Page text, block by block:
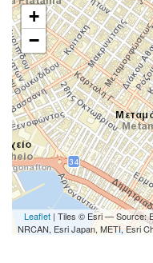
+
−
Leaflet | Tiles © Esri — Source:
NRCAN, Esri Japan, METI, Esri